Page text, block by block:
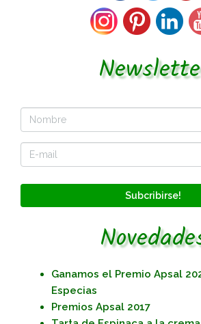
Subcribirse!
Ganamos el Premio Apsal
Especias
Premios Apsal 2017